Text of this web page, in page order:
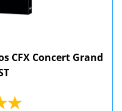
CFX Concert Grand